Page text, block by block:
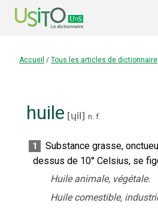
Accueil / Tous les articles de dictionnaire
huile [ɥil] n. f.
1
Substance grasse,
dessus de 10° Celsius, se
Huile animale, végétale.
Huile comestible,